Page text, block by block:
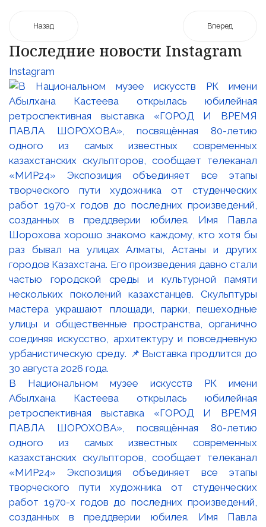
Назад Вперед
Последние новости Instagram
Instagram
В Национальном музее искусств РК имени
Абылхана Кастеева открылась юбилейная
ретроспективная выставка «ГОРОД И ВРЕМЯ
ПАВЛА ШОРОХОВА», посвящённая 80-летию
одного из самых известных современных
казахстанских скульпторов, сообщает телеканал
«МИР24» Экспозиция объединяет все этапы
творческого пути художника от студенческих
работ 1970-х годов до последних произведений,
созданных в преддверии юбилея. Имя Павла